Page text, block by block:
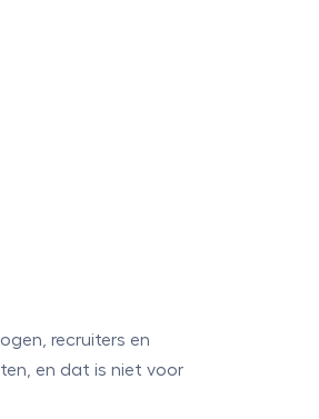
recruiters en
en dat is niet voor